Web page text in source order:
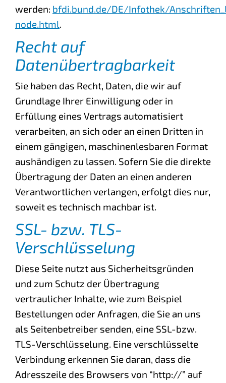
werden: bfdi.bund.de/DE/Infothek/
node.html.
Recht auf
Datenübertragbarkeit
Sie haben das Recht, Daten, die wir auf
Grundlage Ihrer Einwilligung oder in
Erfüllung eines Vertrags automatisiert
verarbeiten, an sich oder an einen Dritten in
einem gängigen, maschinenlesbaren Format
aushändigen zu lassen. Sofern Sie die direkte
Übertragung der Daten an einen anderen
Verantwortlichen verlangen, erfolgt dies nur,
soweit es technisch machbar ist.
SSL- bzw. TLS-
Verschlüsselung
Diese Seite nutzt aus Sicherheitsgründen
und zum Schutz der Übertragung
vertraulicher Inhalte, wie zum Beispiel
Bestellungen oder Anfragen, die Sie an uns
als Seitenbetreiber senden, eine SSL-bzw.
TLS-Verschlüsselung. Eine verschlüsselte
Verbindung erkennen Sie daran, dass die
Adresszeile des Browsers von “http://” auf